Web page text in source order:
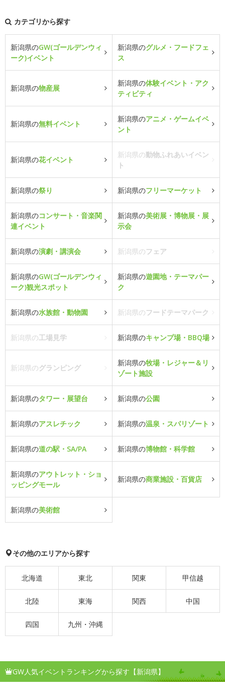
カテゴリから探す
新潟県のGW(ゴールデンウィ
ーク)イベント
新潟県のグルメ・フードフェ
ス
新潟県の物産展
新潟県の体験イベント・アク
ティビティ
新潟県の無料イベント
新潟県のアニメ・ゲームイベ
ント
新潟県の花イベント
新潟県の動物ふれあいイベン
ト
新潟県の祭り 新潟県のフリーマーケット
新潟県のコンサート・音楽関
連イベント
新潟県の美術展・博物展・展
示会
新潟県の演劇・講演会 新潟県のフェア
新潟県のGW(ゴールデンウィ
ーク)観光スポット
新潟県の遊園地・テーマパー
ク
新潟県の水族館・動物園 新潟県のフードテーマパーク
新潟県の工場見学 新潟県のキャンプ場・BBQ場
新潟県のグランピング
新潟県の牧場・レジャー＆リ
ゾート施設
新潟県のタワー・展望台 新潟県の公園
新潟県のアスレチック 新潟県の温泉・スパリゾート
新潟県の道の駅・SA/PA 新潟県の博物館・科学館
新潟県のアウトレット・ショ
ッピングモール
新潟県の商業施設・百貨店
新潟県の美術館
その他のエリアから探す
北海道 東北 関東 甲信越
北陸 東海 関西 中国
四国 九州・沖縄
GW人気イベントランキングから探す【新潟県】